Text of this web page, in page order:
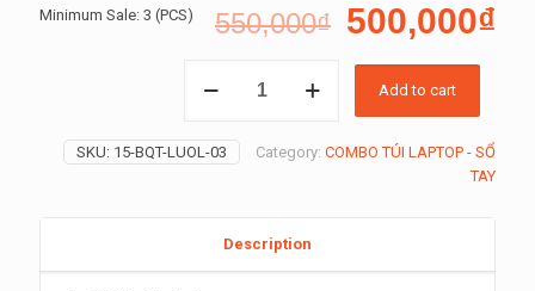
550,000₫ 500,000₫
Minimum Sale: 3 (PCS)
QUÀ
FOREST
JUNE
Add to cart
SKU: 15-BQT-LUOL-03 Category: COMBO TÚI LAPTOP - SỔ
TAY
Description